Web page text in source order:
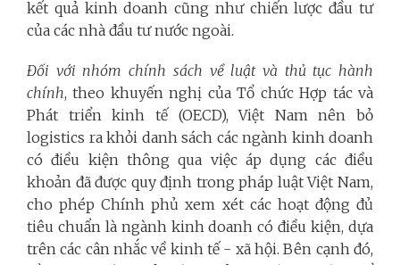
kết quả kinh doanh cũng như chiến lược đầu tư
của các nhà đầu tư nước ngoài.
Đối với nhóm chính sách về luật và thủ tục hành
chính, theo khuyến nghị của Tổ chức Hợp tác và
Phát triển kinh tế (OECD), Việt Nam nên bỏ
logistics ra khỏi danh sách các ngành kinh doanh
có điều kiện thông qua việc áp dụng các điều
khoản đã được quy định trong pháp luật Việt Nam,
cho phép Chính phủ xem xét các hoạt động đủ
tiêu chuẩn là ngành kinh doanh có điều kiện, dựa
trên các cân nhắc về kinh tế - xã hội. Bên cạnh đó,